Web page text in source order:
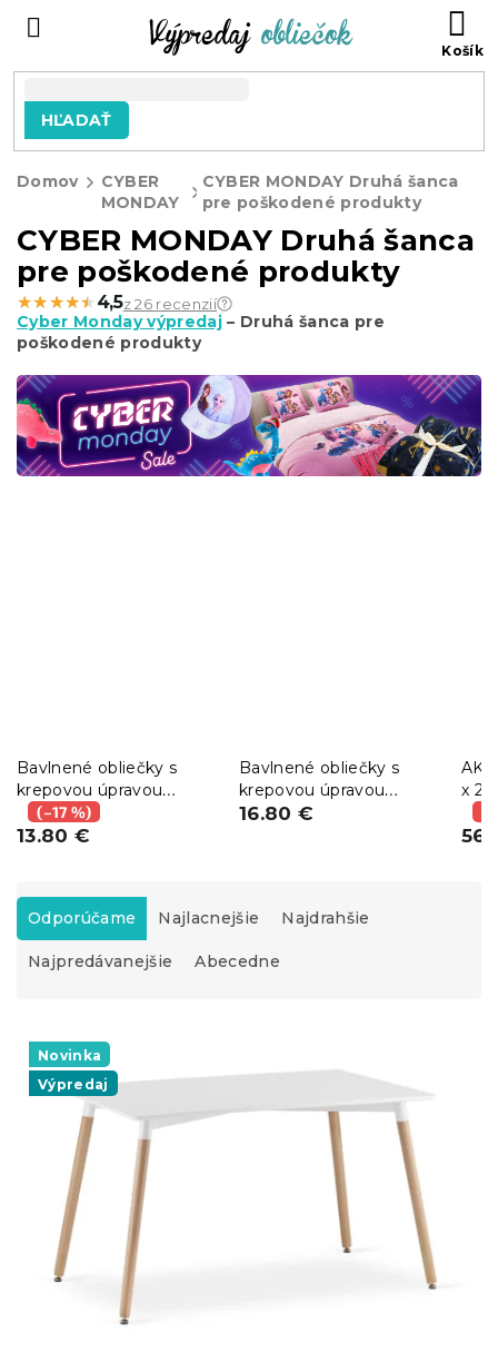
HĽADAŤ
Domov
CYBER
MONDAY
CYBER MONDAY Druhá šanca
pre poškodené produkty
CYBER MONDAY Druhá šanca
pre poškodené produkty
★★★★★
★★★★★ 4,5z 26 recenzií
Cyber Monday výpredaj – Druhá šanca pre
poškodené produkty
Bavlnené obliečky s
krepovou úpravou
LUXERA biele hotelová
kapsa II. akosť
(–17 %)
13.80 €
Bavlnené obliečky s
krepovou úpravou
LUXERA svetlo sivé
16.80 €
x
R
a
d
e
e
p
Odporúčame Najlacnejšie Najdrahšie
Najpredávanejšie Abecedne
Novinka
Výpredaj